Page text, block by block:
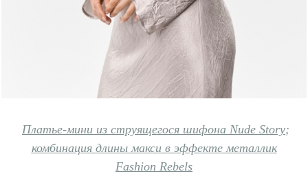
Платье-мини из струящегося шифона Nude Story;
комбинация длины макси в эффекте металлик
Fashion Rebels